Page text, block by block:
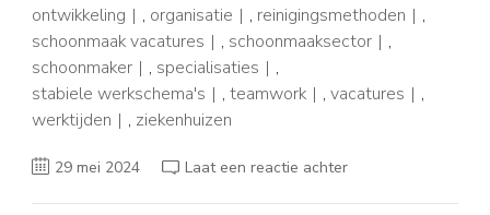
ontwikkeling
, organisatie , reinigingsmethoden
,
schoonmaak vacatures
, schoonmaaksector
,
schoonmaker
, specialisaties
,
stabiele werkschema's
, teamwork , vacatures
,
werktijden
, ziekenhuizen
29 mei 2024 Laat een reactie achterop